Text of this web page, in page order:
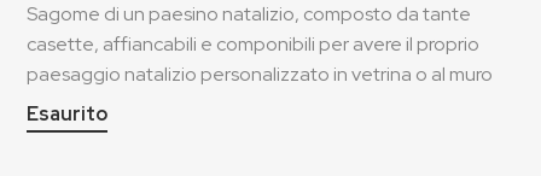
Sagome di un paesino natalizio, composto da tante
casette, affiancabili e componibili per avere il proprio
paesaggio natalizio personalizzato in vetrina o al muro
Esaurito